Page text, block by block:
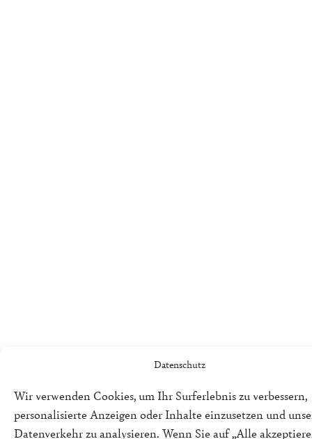
Datenschutz
Wir verwenden Cookies, um Ihr Surferlebnis zu verbessern,
personalisierte Anzeigen oder Inhalte einzusetzen und
Datenverkehr zu analysieren. Wenn Sie auf „Alle